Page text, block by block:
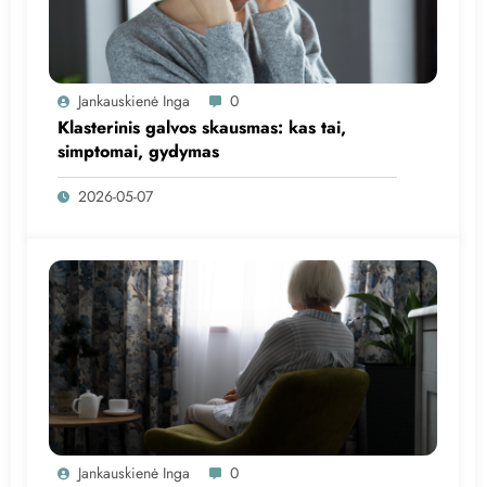
Jankauskienė Inga 0
Klasterinis galvos skausmas: kas tai,
simptomai, gydymas
2026-05-07
Jankauskienė Inga 0